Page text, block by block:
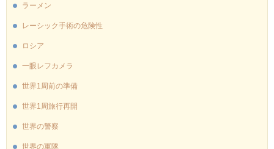
ラーメン
レーシック手術の危険性
ロシア
一眼レフカメラ
世界1周前の準備
世界1周旅行再開
世界の警察
世界の軍隊